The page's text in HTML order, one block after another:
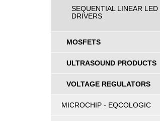
SEQUENTIAL LINEAR LED
DRIVERS
MOSFETS
ULTRASOUND PRODUCTS
VOLTAGE REGULATORS
MICROCHIP - EQCOLOGIC